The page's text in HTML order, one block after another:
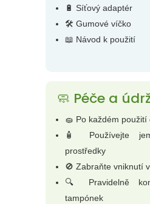
🔋 Síťový adaptér
🛠️ Gumové víčko
📖 Návod k použití
🧼 Péče a
🧽 Po každém
🧴 Používejte
prostředky
🚫 Zabraňte vniknutí
🔍 Pravidelně
tampónek